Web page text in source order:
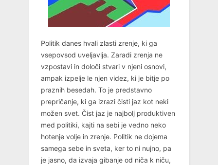
Politik danes hvali zlasti zrenje, ki ga
vsepovsod uveljavlja. Zaradi zrenja ne
vzpostavi in določi stvari v njeni osnovi,
ampak izpelje le njen videz, ki je bitje po
praznih besedah. To je predstavno
prepričanje, ki ga izrazi čisti jaz kot neki
možen svet. Čist jaz je najbolj produktiven
med politiki, kajti na sebi je vedno neko
hotenje volje in zrenje. Politik ne dojema
samega sebe in sveta, ker to ni nujno, pa
je jasno, da izvaja gibanje od niča k niču,